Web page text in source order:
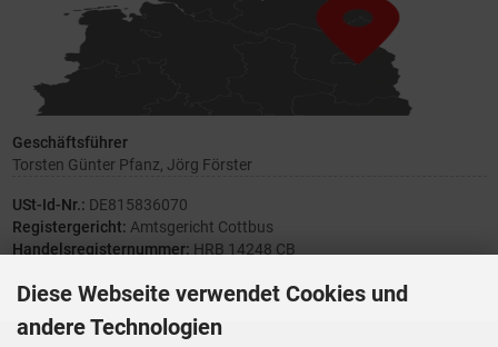
Geschäftsführer
Torsten Günter Pfanz, Jörg Förster
USt-Id-Nr.: DE815836070
Registergericht: Amtsgericht Cottbus
Handelsregisternummer: HRB 14248 CB
Diese Webseite verwendet Cookies und
andere Technologien